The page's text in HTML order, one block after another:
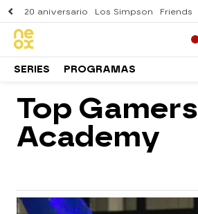
20 aniversario Los Simpson Friends
SERIES PROGRAMAS
Top Gamers
Academy